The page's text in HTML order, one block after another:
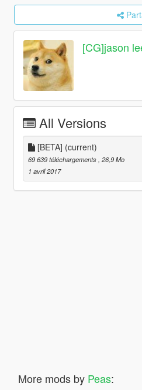
[CG]jason
All Versions
[BETA] (current)
69 639 téléchargements , 26,9 Mo
1 avril 2017
More mods by Peas: